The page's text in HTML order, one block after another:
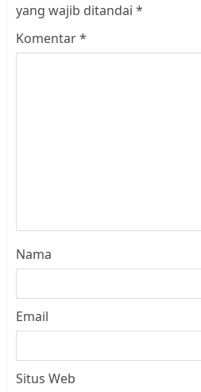
yang wajib ditandai *
Komentar*
Nama
Email
Situs Web